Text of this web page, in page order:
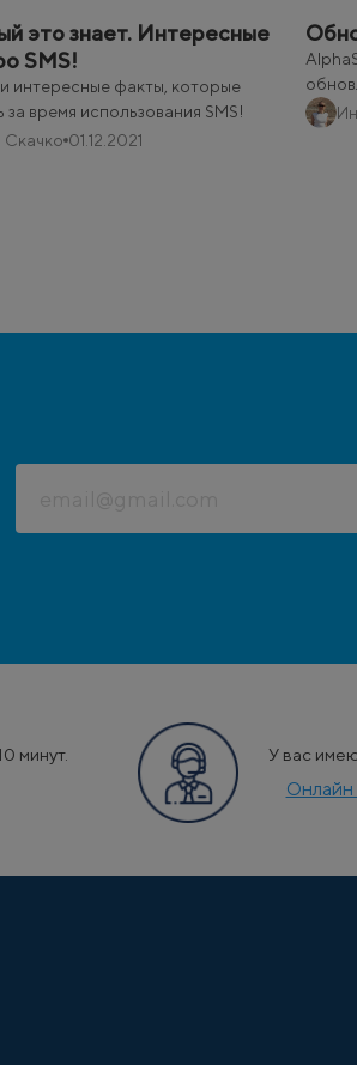
это знает. Интересные
SMS!
интересные факты, которые
за время использования SMS!
Скачко 01.12.2021
минут. У вас